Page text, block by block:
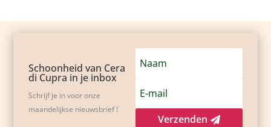
Schoonheid van Cera
di Cupra in je inbox
Schrijf je in voor onze
maandelijkse nieuwsbrief !
Verzenden